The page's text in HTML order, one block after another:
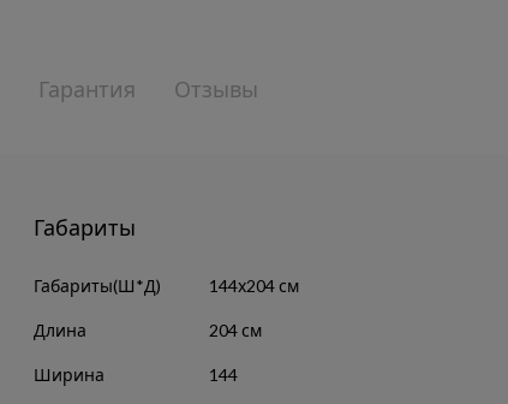
Гарантия Отзывы
Габариты
Габариты(Ш*Д) 144х204 см
Длина 204 см
Ширина 144